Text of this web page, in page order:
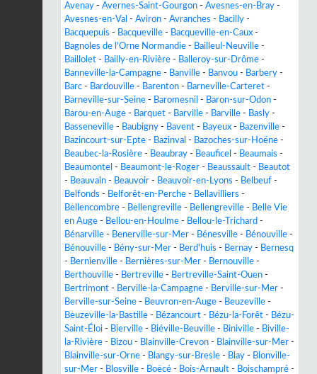
Avenay - Avernes-Saint-Gourgon - Avesnes-en-Bray -
Avesnes-en-Val - Aviron - Avranches - Bacilly -
Bacquepuis - Bacqueville - Bacqueville-en-Caux -
Bagnoles de l'Orne Normandie - Bailleul-Neuville -
Baillolet - Bailly-en-Rivière - Balleroy-sur-Drôme -
Banneville-la-Campagne - Banville - Banvou - Barbery -
Barc - Bardouville - Barenton - Barneville-Carteret -
Barneville-sur-Seine - Baromesnil - Baron-sur-Odon -
Barou-en-Auge - Barquet - Barville - Barville - Basly -
Basseneville - Baubigny - Bavent - Bayeux - Bazenville -
Bazincourt-sur-Epte - Bazinval - Bazoches-sur-Hoëne -
Beaubec-la-Rosière - Beaubray - Beauficel - Beaumais -
Beaumontel - Beaumont-le-Roger - Beaussault - Beautot
- Beauvain - Beauvoir - Beauvoir-en-Lyons - Belbeuf -
Belfonds - Belforêt-en-Perche - Bellavilliers -
Bellencombre - Bellengreville - Bellengreville - Belle Vie
en Auge - Bellou-en-Houlme - Bellou-le-Trichard -
Bénarville - Benerville-sur-Mer - Bénesville - Bénouville -
Bénouville - Bény-sur-Mer - Berd'huis - Bernay - Bernesq
- Bernienville - Bernières-sur-Mer - Bernouville -
Berthouville - Bertreville - Bertreville-Saint-Ouen -
Bertrimont - Berville-la-Campagne - Berville-sur-Mer -
Berville-sur-Seine - Beuvron-en-Auge - Beuzeville -
Beuzeville-la-Bastille - Bézancourt - Bézu-la-Forêt - Bézu-
Saint-Éloi - Bierville - Biéville-Beuville - Biniville - Biville-
la-Rivière - Bizou - Blainville-Crevon - Blainville-sur-Mer -
Blainville-sur-Orne - Blangy-sur-Bresle - Blay - Blonville-
sur-Mer - Blosville - Boëcé - Bois-Arnault - Boischampré -